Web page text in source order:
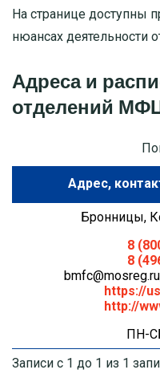
На странице доступны
нюансах деятельности
Адреса и
отделений
Адрес
Бронницы,
8
8
bmfc@mosreg.ru
https://
http://
ПН-
Записи с 1 до 1 из 1
МОЖАЙСКИЙ
ТВЕРСКОЙ
ЦАО
МОСКОВСКАЯ ОБЛАСТЬ
ДЗЕРЖИНСКИЙ
ДМИТРОВ